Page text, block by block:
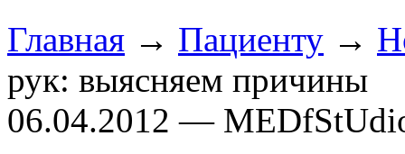
Главная → Пациенту →
рук: выясняем причины
06.04.2012 —